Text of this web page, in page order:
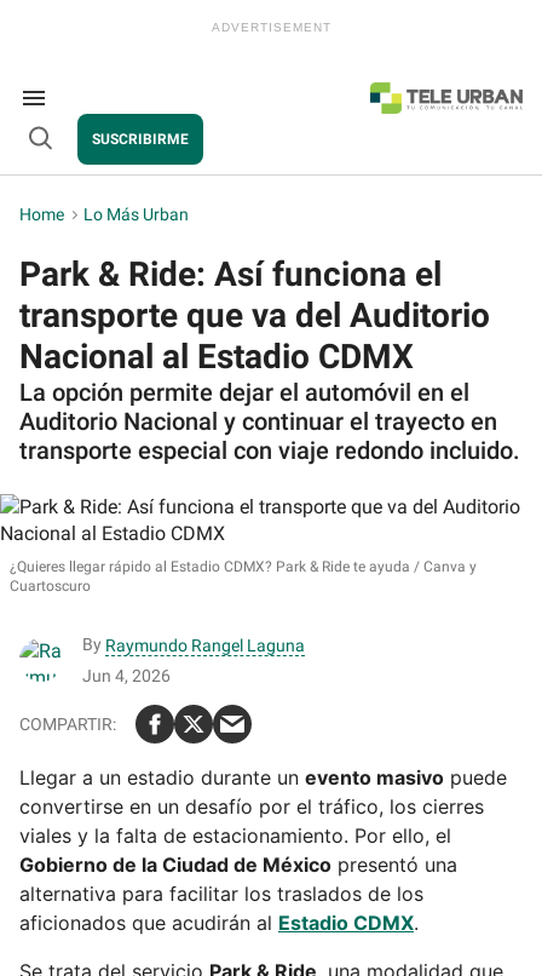
Search
&
Section
Navigation
Open
SUSCRIBIRME
Home > Lo Más Urban
Park & Ride: Así funciona el
transporte que va del Auditorio
Nacional al Estadio CDMX
La opción permite dejar el automóvil en el
Auditorio Nacional y continuar el trayecto en
transporte especial con viaje redondo incluido.
¿Quieres llegar rápido al Estadio CDMX? Park & Ride te ayuda
Canva y
Cuartoscuro
By Raymundo Rangel Laguna
Jun 4, 2026
Llegar a un estadio durante un evento masivo puede
convertirse en un desafío por el tráfico, los cierres
viales y la falta de estacionamiento. Por ello, el
Gobierno de la Ciudad de México presentó una
alternativa para facilitar los traslados de los
aficionados que acudirán al Estadio CDMX.
Se trata del servicio Park & Ride, una modalidad que